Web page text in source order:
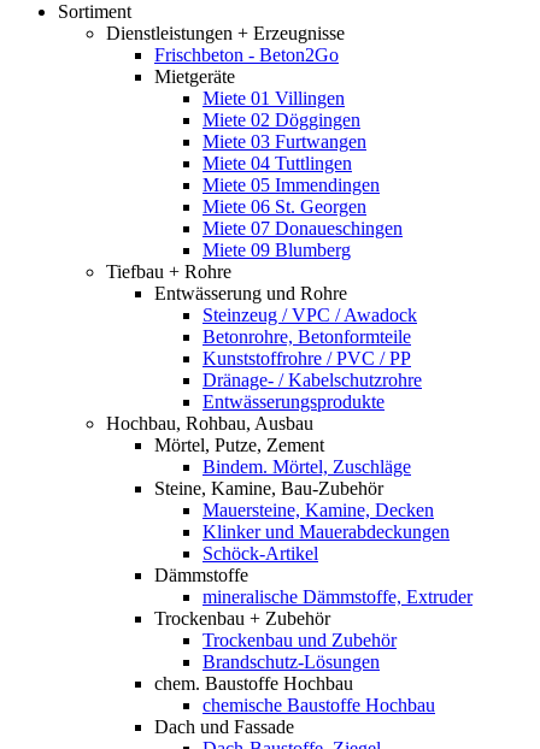
Sortiment
Dienstleistungen + Erzeugnisse
Frischbeton - Beton2Go
Mietgeräte
Miete 01 Villingen
Miete 02 Döggingen
Miete 03 Furtwangen
Miete 04 Tuttlingen
Miete 05 Immendingen
Miete 06 St. Georgen
Miete 07 Donaueschingen
Miete 09 Blumberg
Tiefbau + Rohre
Entwässerung und Rohre
Steinzeug / VPC / Awadock
Betonrohre, Betonformteile
Kunststoffrohre / PVC / PP
Dränage- / Kabelschutzrohre
Entwässerungsprodukte
Hochbau, Rohbau, Ausbau
Mörtel, Putze, Zement
Bindem. Mörtel, Zuschläge
Steine, Kamine, Bau-Zubehör
Mauersteine, Kamine, Decken
Klinker und Mauerabdeckungen
Schöck-Artikel
Dämmstoffe
mineralische Dämmstoffe, Extruder
Trockenbau + Zubehör
Trockenbau und Zubehör
Brandschutz-Lösungen
chem. Baustoffe Hochbau
chemische Baustoffe Hochbau
Dach und Fassade